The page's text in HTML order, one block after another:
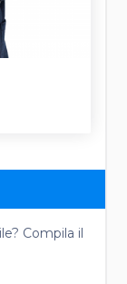
Compila il